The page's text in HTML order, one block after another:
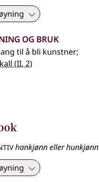
og bruk
til å bli kunstner;
kall (2
II, 2)
hankjønn eller hunkjønn